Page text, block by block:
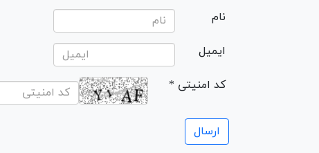
نام
ایمیل
* کد امنیتی